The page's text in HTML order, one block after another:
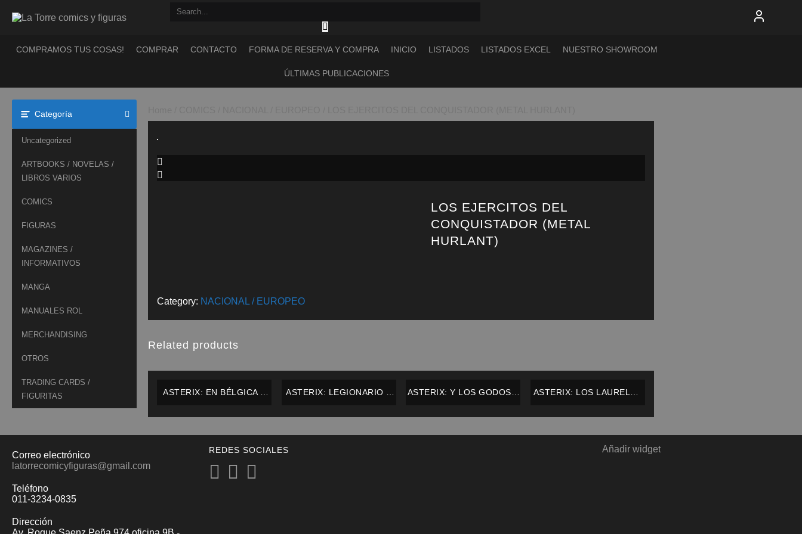
COMPRAMOS TUS COSAS! COMPRAR CONTACTO FORMA DE RESERVA Y COMPRA INICIO LISTADOS LISTADOS EXCEL NUESTRO SHOWROOM
ÚLTIMAS PUBLICACIONES
Categoría
Uncategorized
ARTBOOKS / NOVELAS /
LIBROS VARIOS
COMICS
FIGURAS
MAGAZINES /
INFORMATIVOS
MANGA
MANUALES ROL
MERCHANDISING
OTROS
TRADING CARDS /
FIGURITAS
LOS EJERCITOS DEL
CONQUISTADOR (METAL
HURLANT)
Category: NACIONAL / EUROPEO
Related products
ASTERIX: EN BÉLGICA –
ASTERIX: LEGIONARIO –
ASTERIX: Y LOS GODOS –
ASTERIX: LOS LAURELES
ESPAÑOL
Correo electrónico
latorrecomicyfiguras@gmail.com
Teléfono
011-3234-0835
Dirección
REDES SOCIALES Añadir widget